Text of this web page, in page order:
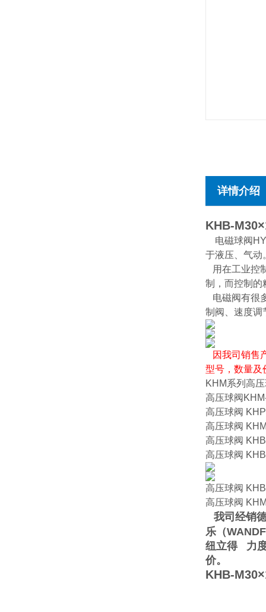
详情介绍
KHB-
电磁球阀
于液压、气动
用在工业控
制，而控制的
电磁阀有很
制阀、速度调
因我司销售
型号，数量及
KHM系列高
高压球阀
高压球阀
高压球阀
高压球阀
高压球阀
高压球阀
高压球阀
我司经销
乐（
纽立得 力
价。
KHB-